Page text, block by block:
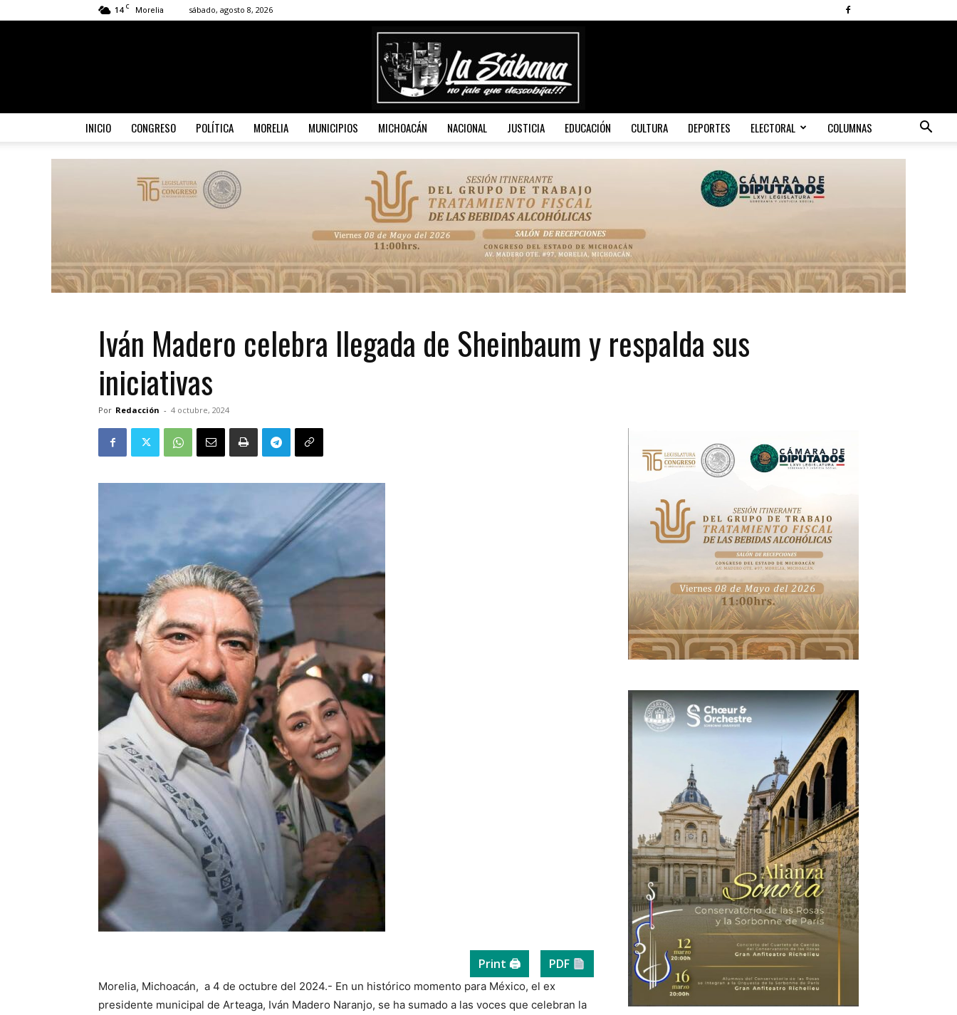
14 C Morelia sábado, agosto 8, 2026
Sábana
INICIO CONGRESO POLÍTICA MORELIA MUNICIPIOS MICHOACÁN NACIONAL JUSTICIA EDUCACIÓN CULTURA DEPORTES ELECTORAL COLUMNAS
Iván Madero celebra llegada de Sheinbaum y respalda sus
iniciativas
Por Redacción - 4 octubre, 2024
Print 🖨 PDF
Morelia, Michoacán, a 4 de octubre del 2024.- En un histórico momento para México, el ex
presidente municipal de Arteaga, Iván Madero Naranjo, se ha sumado a las voces que celebran la